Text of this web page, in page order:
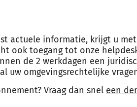
actuele informatie, krijgt u
ook toegang tot onze
de 2 werkdagen een
uw omgevingsrechtelijke
Vraag dan snel een